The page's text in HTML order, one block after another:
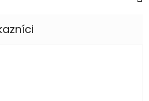
z 5 hvězdiček.